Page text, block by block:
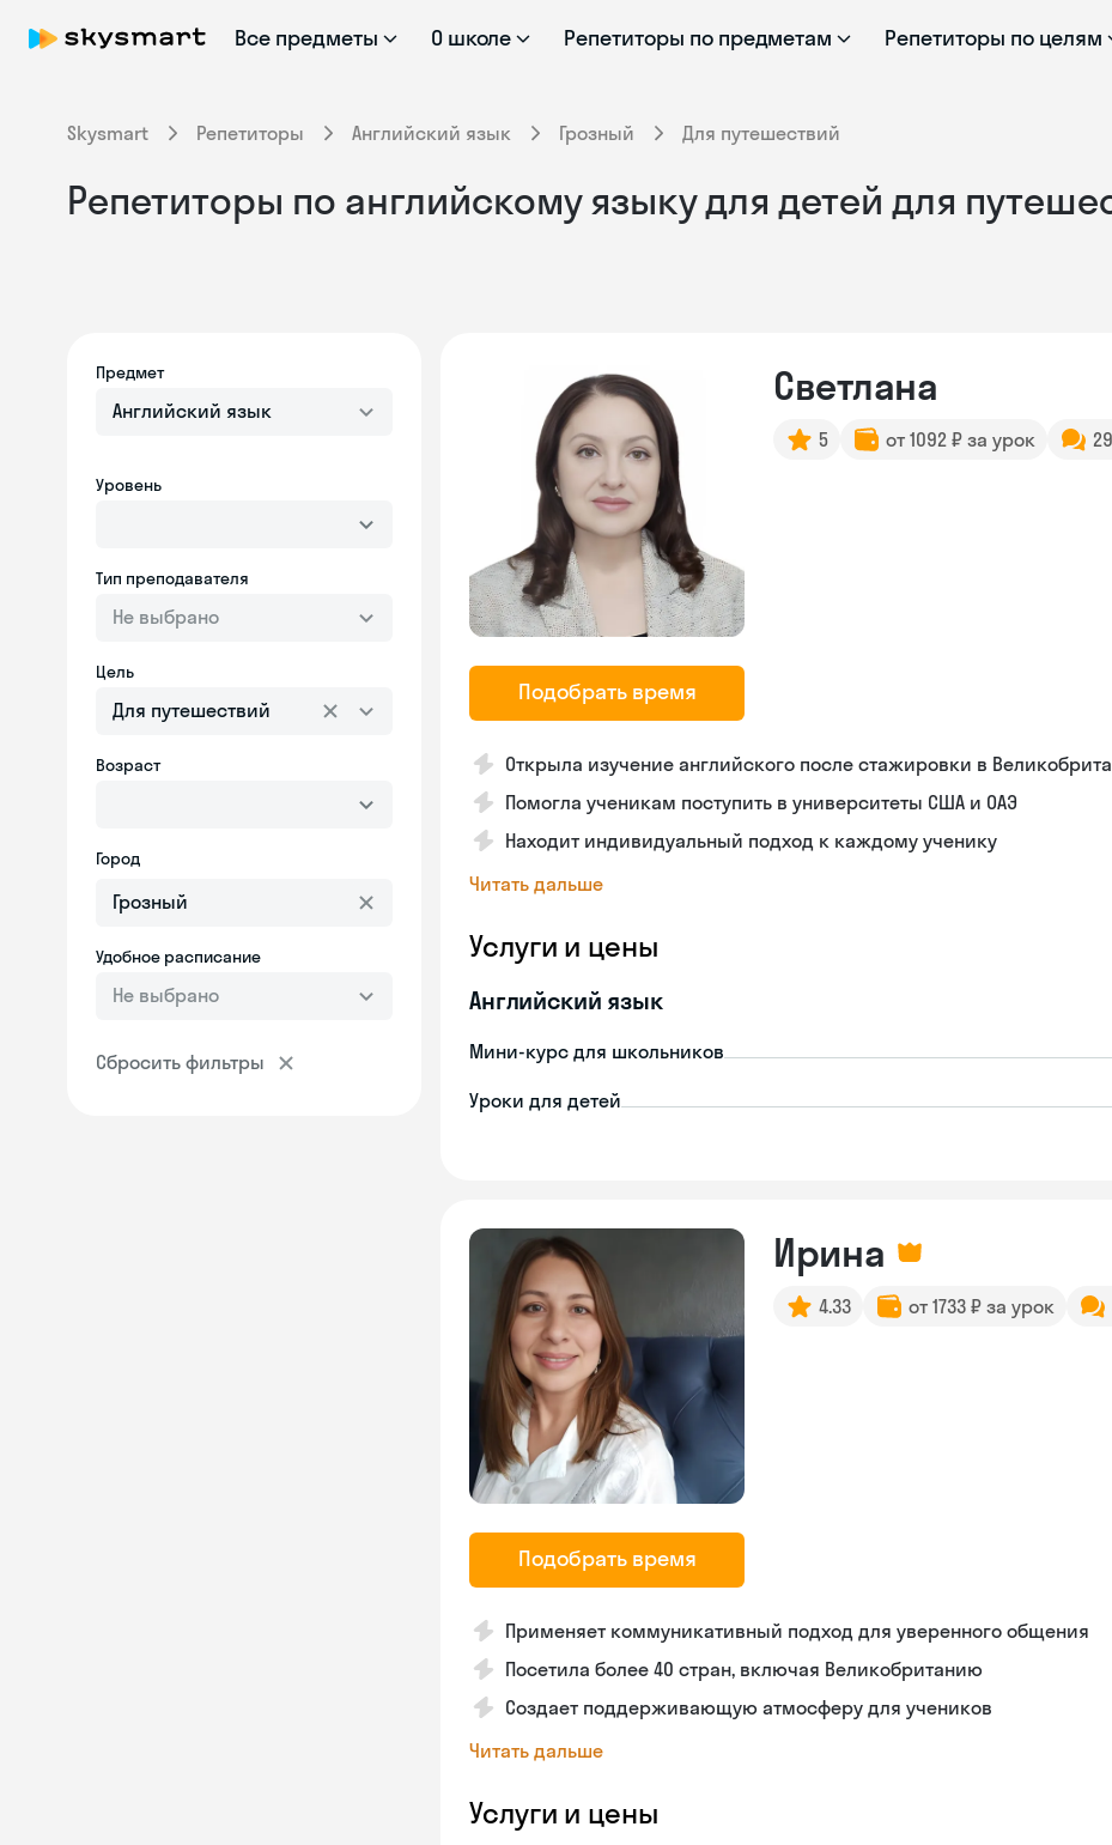
Все предметы О школе Репетиторы по предметам Репетиторы по целям
Skysmart Репетиторы Английский язык Грозный Для путешествий
Репетиторы по английскому языку для детей для
Предмет
Английский язык
Уровень
Тип преподавателя
Не выбрано
Цель
Для путешествий
Возраст
Город
Удобное расписание
Не выбрано
Сбросить фильтры
Подобрать время
Светлана
5 от 1092 ₽ за урок
Открыла изучение английского после стажировки в
Помогла ученикам поступить в университеты США и ОАЭ
Находит индивидуальный подход к каждому ученику
Читать дальше
Услуги и цены
Английский язык
Мини-курс для школьников
Уроки для детей
Подобрать время
Ирина
4.33 от 1733 ₽ за урок
Применяет коммуникативный подход для уверенного общения
Посетила более 40 стран, включая Великобританию
Создает поддерживающую атмосферу для учеников
Читать дальше
Услуги и цены